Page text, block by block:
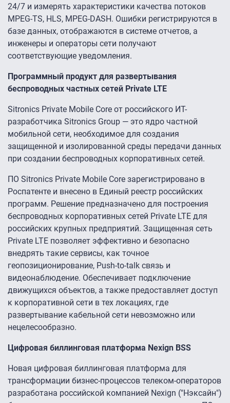
24/7 и измерять характеристики качества потоков
MPEG-TS, HLS, MPEG-DASH. Ошибки регистрируются в
базе данных, отображаются в системе отчетов, а
инженеры и операторы сети получают
соответствующие уведомления.
Программный продукт для развертывания
беспроводных частных сетей Private LTE
Sitronics Private Mobile Core от российского ИТ-
разработчика Sitronics Group — это ядро частной
мобильной сети, необходимое для создания
защищенной и изолированной среды передачи данных
при создании беспроводных корпоративных сетей.
ПО Sitronics Private Mobile Core зарегистрировано в
Роспатенте и внесено в Единый реестр российских
программ. Решение предназначено для построения
беспроводных корпоративных сетей Private LTE для
российских крупных предприятий. Защищенная сеть
Private LTE позволяет эффективно и безопасно
внедрять такие сервисы, как точное
геопозиционирование, Push-to-talk связь и
видеонаблюдение. Обеспечивает подключение
движущихся объектов, а также предоставляет доступ
к корпоративной сети в тех локациях, где
развертывание кабельной сети невозможно или
нецелесообразно.
Цифровая биллинговая платформа Nexign BSS
Новая цифровая биллинговая платформа для
трансформации бизнес-процессов телеком-операторов
разработана российской компанией Nexign ("Нэксайн")